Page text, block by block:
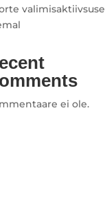
valimisaktiivsuse
ei ole.